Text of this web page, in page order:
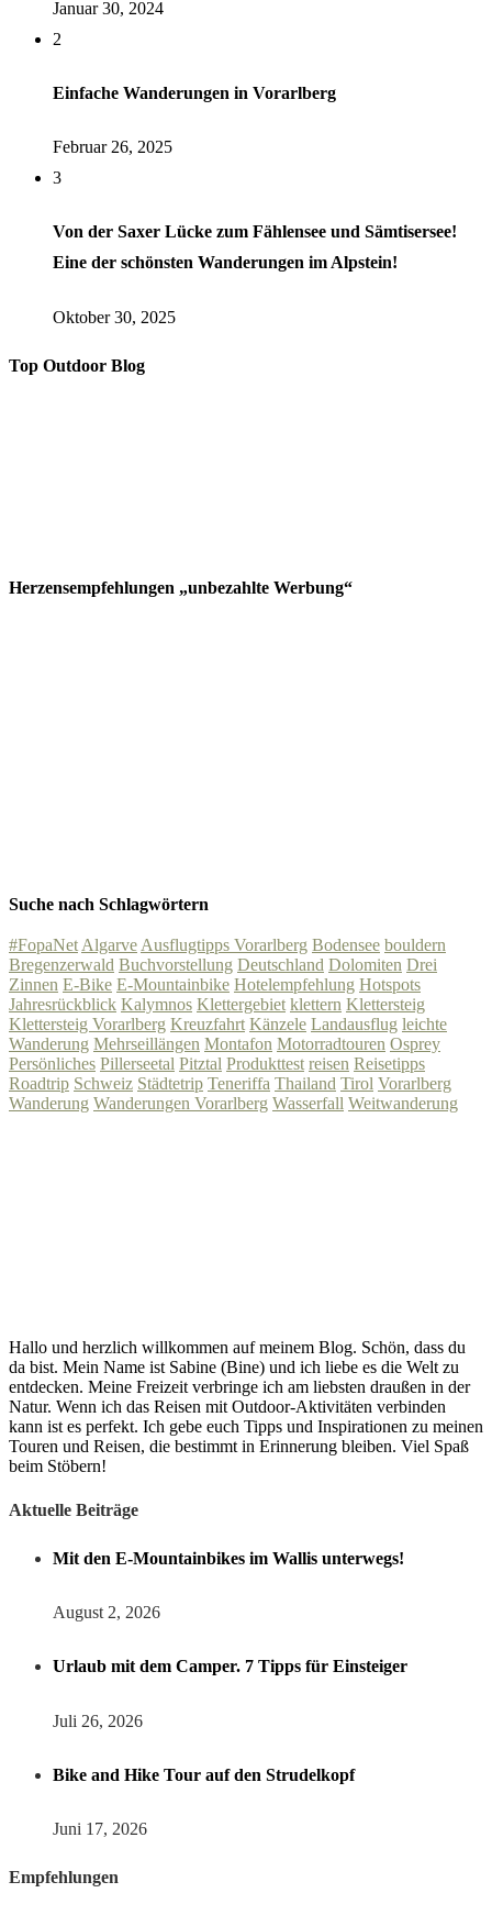
Januar 30, 2024
2
Einfache Wanderungen in Vorarlberg
Februar 26, 2025
3
Von der Saxer Lücke zum Fählensee und Sämtisersee!
Eine der schönsten Wanderungen im Alpstein!
Oktober 30, 2025
Top Outdoor Blog
Herzensempfehlungen „unbezahlte Werbung“
Suche nach Schlagwörtern
#FopaNet Algarve Ausflugtipps Vorarlberg Bodensee bouldern
Bregenzerwald Buchvorstellung Deutschland Dolomiten Drei
Zinnen E-Bike E-Mountainbike Hotelempfehlung Hotspots
Jahresrückblick Kalymnos Klettergebiet klettern Klettersteig
Klettersteig Vorarlberg Kreuzfahrt Känzele Landausflug leichte
Wanderung Mehrseillängen Montafon Motorradtouren Osprey
Persönliches Pillerseetal Pitztal Produkttest reisen Reisetipps
Roadtrip Schweiz Städtetrip Teneriffa Thailand Tirol Vorarlberg
Wanderung Wanderungen Vorarlberg Wasserfall Weitwanderung
Hallo und herzlich willkommen auf meinem Blog. Schön, dass du
da bist. Mein Name ist Sabine (Bine) und ich liebe es die Welt zu
entdecken. Meine Freizeit verbringe ich am liebsten draußen in der
Natur. Wenn ich das Reisen mit Outdoor-Aktivitäten verbinden
kann ist es perfekt. Ich gebe euch Tipps und Inspirationen zu meinen
Touren und Reisen, die bestimmt in Erinnerung bleiben. Viel Spaß
beim Stöbern!
Aktuelle Beiträge
Mit den E-Mountainbikes im Wallis unterwegs!
August 2, 2026
Urlaub mit dem Camper. 7 Tipps für Einsteiger
Juli 26, 2026
Bike and Hike Tour auf den Strudelkopf
Juni 17, 2026
Empfehlungen